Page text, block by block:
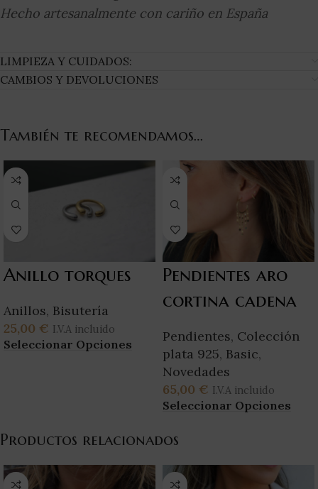
Hecho artesanalmente con cariño en España
LIMPIEZA Y CUIDADOS:
CAMBIOS Y DEVOLUCIONES
También te recomendamos…
Anillo torques
Anillos, Bisutería
25,00 € I.V.A incluido
Seleccionar Opciones
Pendientes aro
cortina cadena
Pendientes, Colección
plata 925, Basic,
Novedades
65,00 € I.V.A incluido
Seleccionar Opciones
Productos relacionados